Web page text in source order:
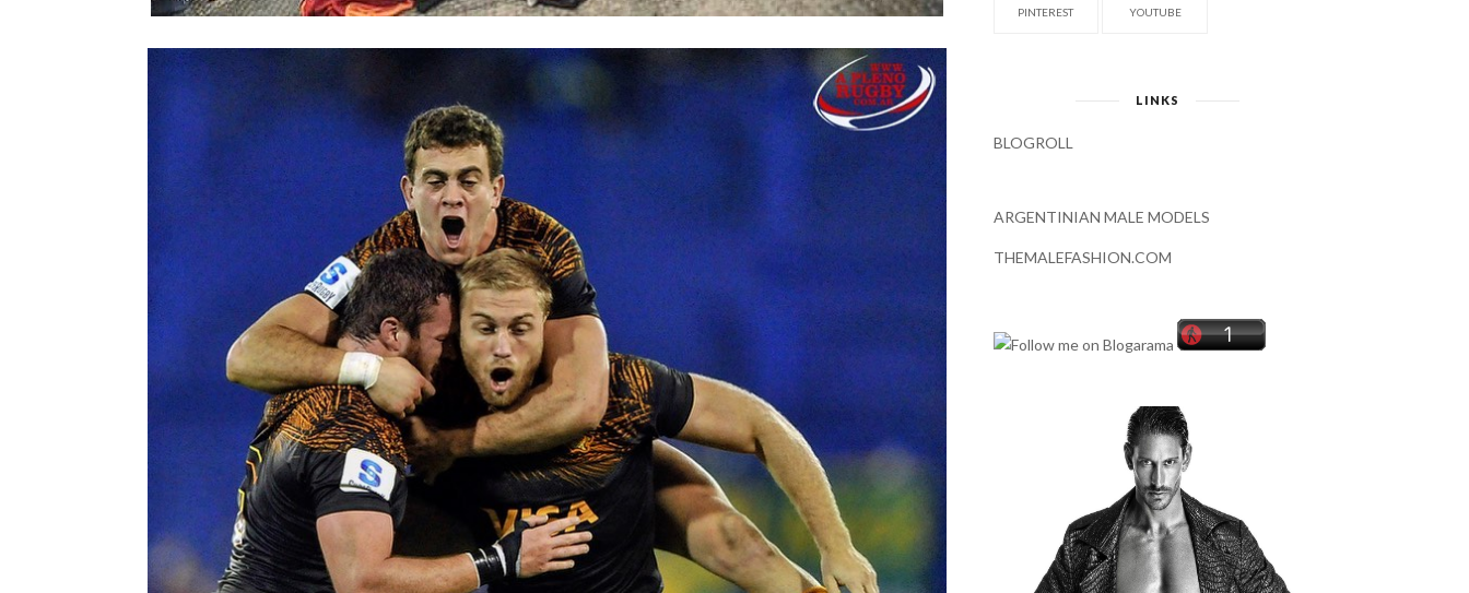
PINTEREST YOUTUBE
LINKS
BLOGROLL
ARGENTINIAN MALE MODELS
THEMALEFASHION.COM